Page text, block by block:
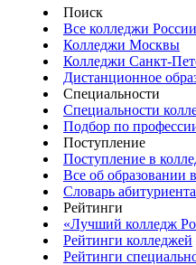
Поиск
Все колледжи России
Колледжи Москвы
Колледжи Санкт-
Дистанционное
Специальности
Специальности
Подбор по
Поступление
Поступление в
Все об образовании
Словарь абитуриента
Рейтинги
«Лучший колледж
Рейтинги колледжей
Рейтинги